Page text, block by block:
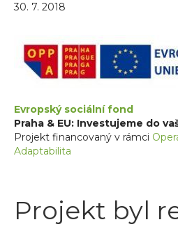
30. 7. 2018
Evropský sociální fond
Praha & EU: Investujeme do
Projekt financovaný v rámci
Adaptabilita
Projekt byl